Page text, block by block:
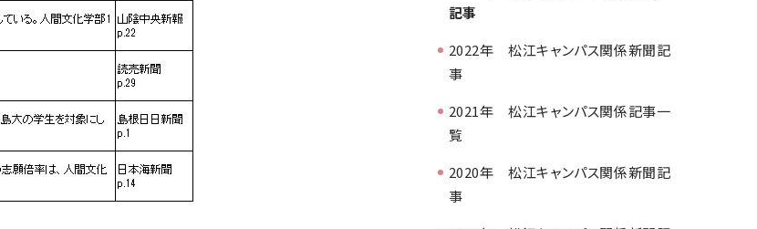
記事
2022年 松江キャンパス関係新聞記
事
2021年 松江キャンパス関係記事一
覧
2020年 松江キャンパス関係新聞記
事